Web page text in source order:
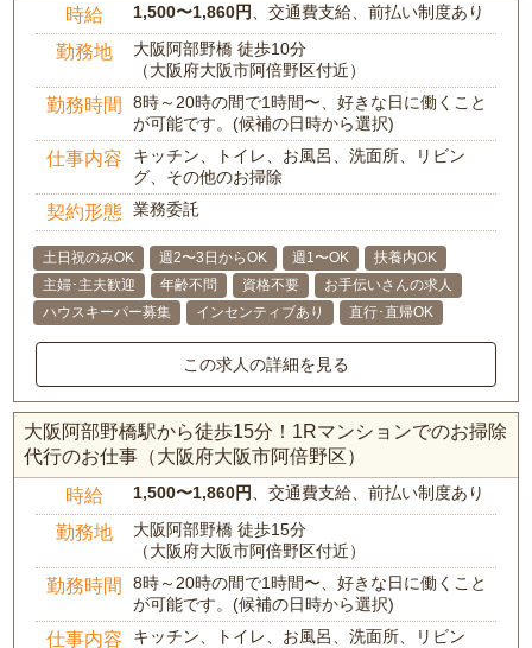
時給 1,500〜1,860円 、交通費支給、前払い制度あり
勤務地
大阪阿部野橋 徒歩10分
（大阪府大阪市阿倍野区付近）
勤務時間
8時～20時の間で1時間〜、好きな日に働くこと
が可能です。(候補の日時から選択)
仕事内容
キッチン、トイレ、お風呂、洗面所、リビン
グ、その他のお掃除
契約形態 業務委託
土日祝のみOK 週2〜3日からOK 週1〜OK
扶養内OK
主婦･主夫歓迎
年齢不問 資格不要
お手伝いさんの求人
ハウスキーパー募集
インセンティブあり 直行･直帰OK
この求人の詳細を見る
大阪阿部野橋駅から徒歩15分！1Rマンションでのお掃除
代行のお仕事（大阪府大阪市阿倍野区）
時給 1,500〜1,860円 、交通費支給、前払い制度あり
勤務地
大阪阿部野橋 徒歩15分
（大阪府大阪市阿倍野区付近）
勤務時間
8時～20時の間で1時間〜、好きな日に働くこと
が可能です。(候補の日時から選択)
仕事内容
キッチン、トイレ、お風呂、洗面所、リビン